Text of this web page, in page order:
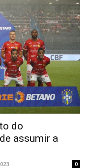
do
assumir a
0